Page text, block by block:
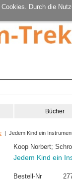
Durch die
Bücher
| Jedem Kind ein
Koop Norbert;
Jedem Kind ein
Bestell-Nr